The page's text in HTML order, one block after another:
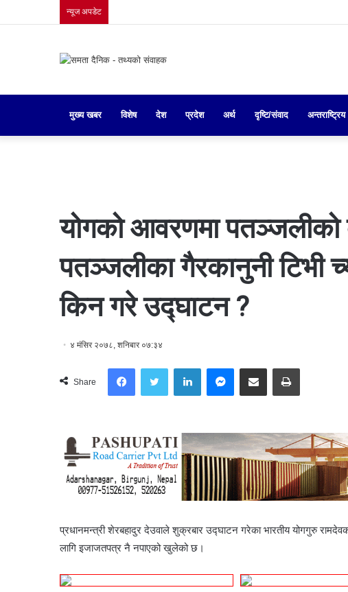
न्यूज अपडेट
गृहपृष्ठ
मुख्य खबर विशेष देश प्रदेश अर्थ दृष्टि/संवाद अन्तराष्ट्रिय
योगको आवरणमा पतञ्जलीको
पतञ्जलीका गैरकानुनी टिभी
किन गरे उद्घाटन ?
४ मंसिर २०७८, शनिबार ०७:३४
Share
प्रधानमन्त्री शेरबहादुर देउवाले शुक्रबार उद्घाटन गरेका भारतीय योगगुरु
लागि इजाजतपत्र नै नपाएको खुलेको छ।